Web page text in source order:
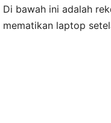
Di bawah ini adalah
mematikan laptop